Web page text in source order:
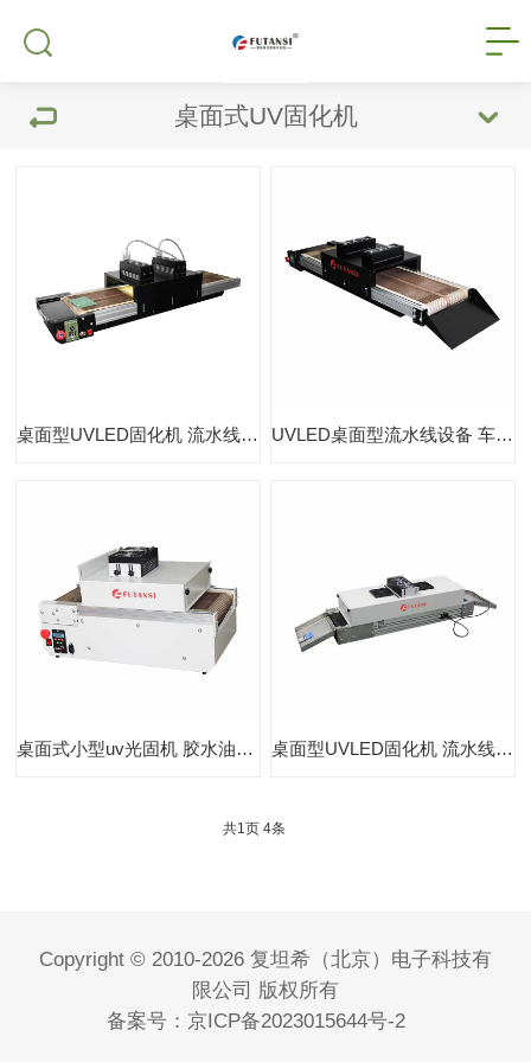
桌面式UV固化机
桌面型UVLED固化机 流水线UVLED隧道炉 UVLED桌面型流水线设备 车间配套UV固化炉
桌面式小型uv光固机 胶水油墨印刷UV固化机 桌面型UVLED固化机 流水线UVLED隧道炉
共1页 4条
Copyright © 2010-2026 复坦希（北京）电子科技有
限公司 版权所有
备案号： 京ICP备2023015644号-2